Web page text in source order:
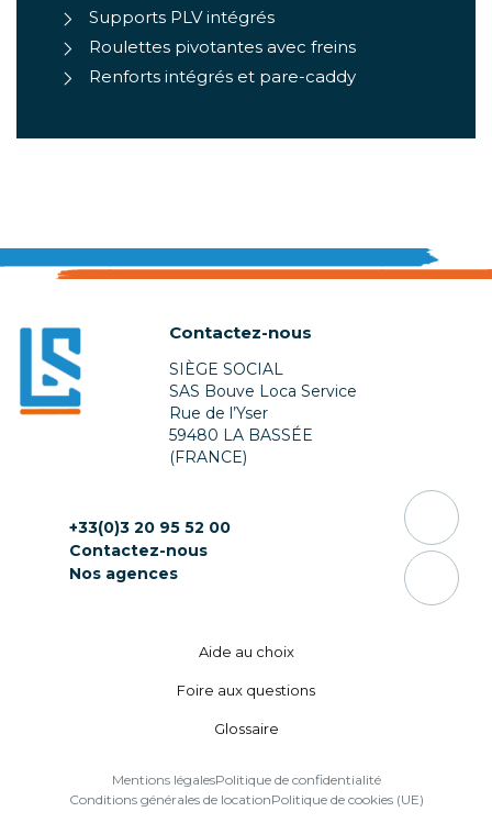
Supports PLV intégrés
Roulettes pivotantes avec freins
Renforts intégrés et pare-caddy
Contactez-nous
SIÈGE SOCIAL
SAS Bouve Loca Service
Rue de l’Yser
59480 LA BASSÉE
(FRANCE)
+33(0)3 20 95 52 00
Contactez-nous
Nos agences
Aide au choix
Foire aux questions
Glossaire
Mentions légalesPolitique de confidentialité
Conditions générales de locationPolitique de cookies (UE)